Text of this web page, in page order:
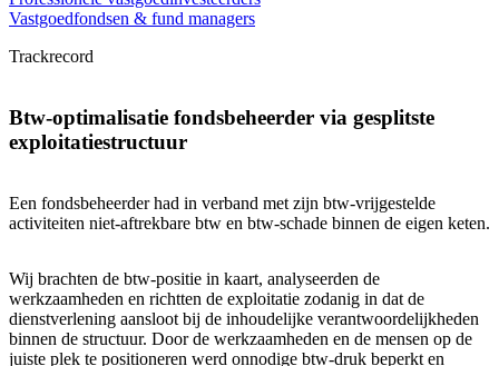
Vastgoedfondsen & fund managers
Trackrecord
Btw-optimalisatie fondsbeheerder via gesplitste
exploitatiestructuur
Een fondsbeheerder had in verband met zijn btw-vrijgestelde
activiteiten niet-aftrekbare btw en btw-schade binnen de eigen keten.
Wij brachten de btw-positie in kaart, analyseerden de
werkzaamheden en richtten de exploitatie zodanig in dat de
dienstverlening aansloot bij de inhoudelijke verantwoordelijkheden
binnen de structuur. Door de werkzaamheden en de mensen op de
juiste plek te positioneren werd onnodige btw-druk beperkt en